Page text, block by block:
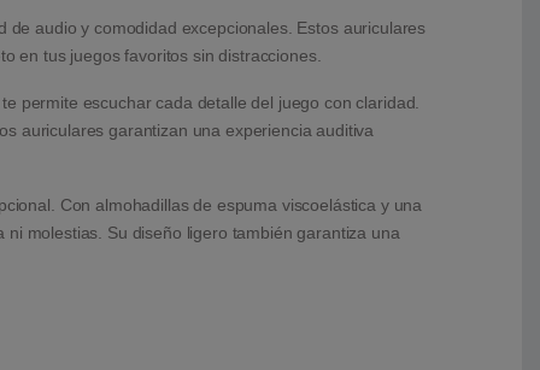
audio y comodidad excepcionales. Estos auriculares
en tus juegos favoritos sin distracciones.
permite escuchar cada detalle del juego con claridad.
auriculares garantizan una experiencia auditiva
Con almohadillas de espuma viscoelástica y una
molestias. Su diseño ligero también garantiza una